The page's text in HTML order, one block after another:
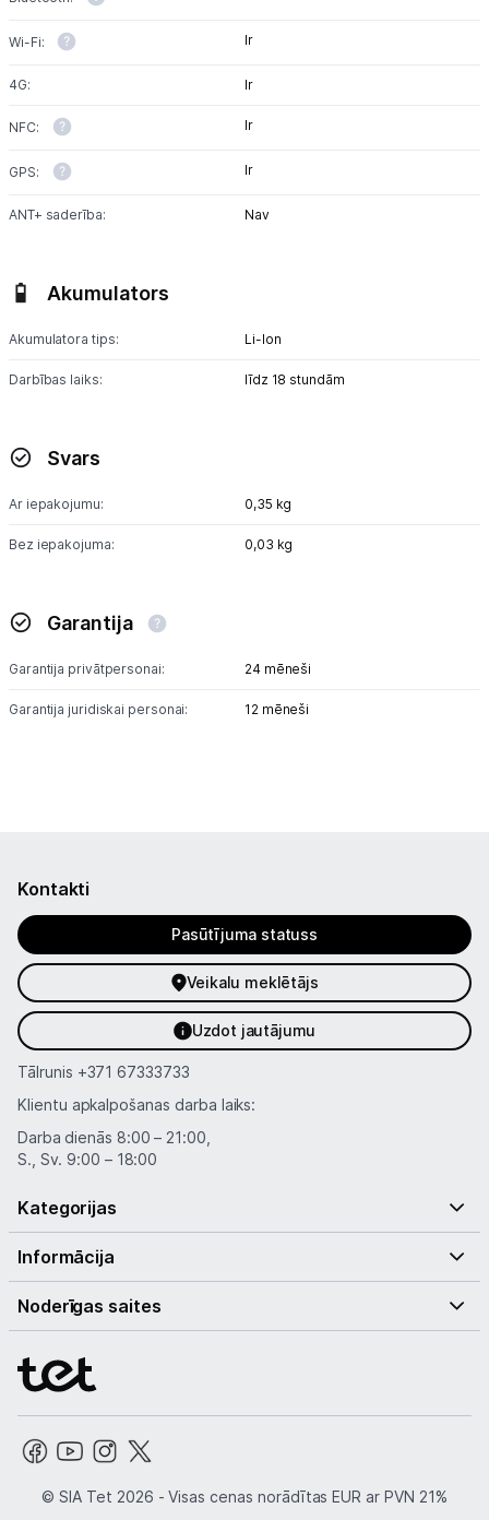
Wi-Fi: Ir
4G: Ir
NFC: Ir
GPS: Ir
ANT+ saderība: Nav
Akumulators
Akumulatora tips: Li-lon
Darbības laiks: līdz 18 stundām
Svars
Ar iepakojumu: 0,35 kg
Bez iepakojuma: 0,03 kg
Garantija
Garantija privātpersonai: 24 mēneši
Garantija juridiskai personai: 12 mēneši
Kontakti
Pasūtījuma statuss
Veikalu meklētājs
Uzdot jautājumu
Tālrunis +371 67333733
Klientu apkalpošanas darba laiks:
Darba dienās 8:00 – 21:00,
S., Sv. 9:00 – 18:00
Kategorijas
Informācija
Noderīgas saites
© SIA Tet 2026 -Visas cenas norādītas EUR ar PVN 21%